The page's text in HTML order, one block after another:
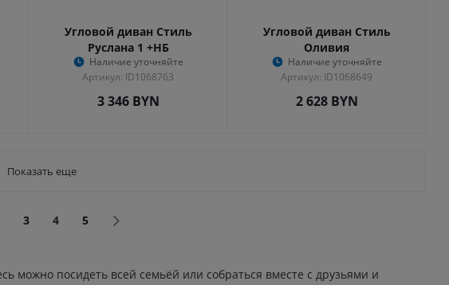
Угловой диван Стиль
Руслана 1 +НБ
Наличие уточняйте
Артикул: ID1068763
3 346BYN
Угловой диван Стиль
Оливия
Наличие уточняйте
Артикул: ID1068649
2 628BYN
Показать еще
3 4 5
можно посидеть всей семьёй или собраться вместе с друзьями и